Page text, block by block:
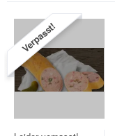
Verpasst!